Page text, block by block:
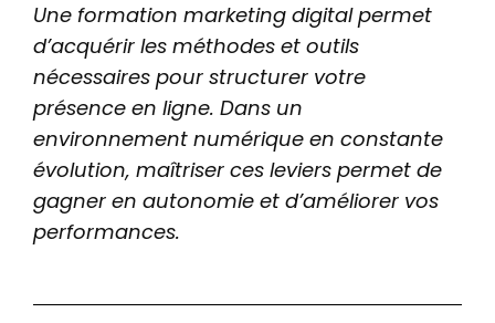
Actualités
Contact
Une formation marketing digital permet
d’acquérir les méthodes et outils
nécessaires pour structurer votre
présence en ligne. Dans un
environnement numérique en constante
évolution, maîtriser ces leviers permet de
gagner en autonomie et d’améliorer vos
performances.